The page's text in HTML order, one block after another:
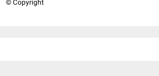
© Copyright